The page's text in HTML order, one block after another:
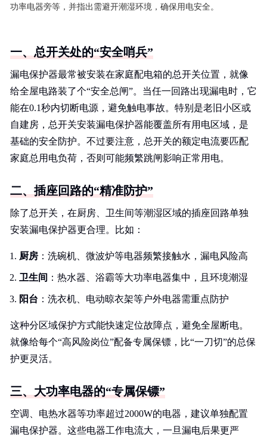
功率电器旁等，并指出需避开潮湿环境，确保用电安全。
一、总开关处的“安全哨兵”
漏电保护器最常被安装在家庭配电箱的总开关位置，就像
给全屋电路装了个“安全总闸”。当任一回路出现漏电时，它
能在0.1秒内切断电源，避免触电事故。特别是老旧小区或
自建房，总开关安装漏电保护器能覆盖所有用电区域，是
基础的安全防护。不过要注意，总开关的额定电流要匹配
家庭总用电负荷，否则可能频繁跳闸影响正常用电。
二、插座回路的“精准防护”
除了总开关，在厨房、卫生间等潮湿区域的插座回路单独
安装漏电保护器更合理。比如：
厨房 ：洗碗机、微波炉等电器频繁接触水，漏电风险高
卫生间 ：热水器、浴霸等大功率电器集中，且环境潮湿
阳台 ：洗衣机、电动晾衣架等户外电器需重点防护
这种分区域保护方式能快速定位故障点，避免全屋断电。
就像给每个“高风险岗位”配备专属保镖，比“一刀切”的总保
护更灵活。
三、大功率电器的“专属保镖”
空调、电热水器等功率超过2000W的电器，建议单独配置
漏电保护器。这些电器工作电流大，一旦漏电后果更严